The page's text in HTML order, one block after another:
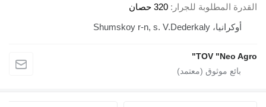
القدرة المطلوبة للجرار
320 حصان
أوكرانيا، Shumskoy r-n, s. V.Dederkaly
TOV "Neo Agro"